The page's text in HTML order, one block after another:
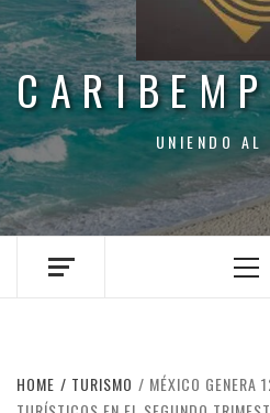
UNIENDO
HOME TURISMO
MÉXICO GENERA